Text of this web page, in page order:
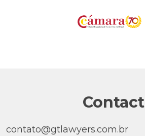
Contact
contato@gtlawyers.com.br